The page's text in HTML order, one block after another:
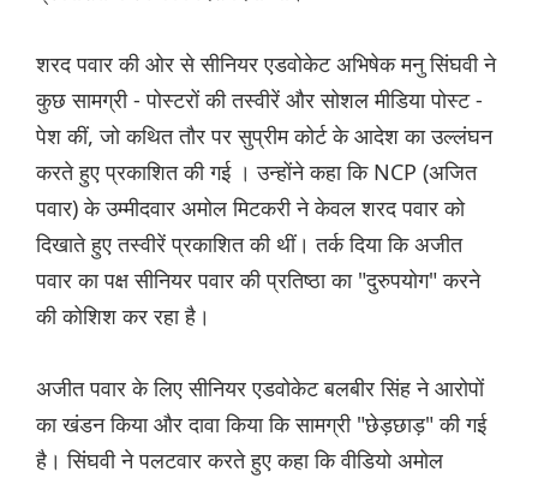
शरद पवार की ओर से सीनियर एडवोकेट अभिषेक मनु सिंघवी ने
कुछ सामग्री - पोस्टरों की तस्वीरें और सोशल मीडिया पोस्ट -
पेश कीं, जो कथित तौर पर सुप्रीम कोर्ट के आदेश का उल्लंघन
करते हुए प्रकाशित की गई । उन्होंने कहा कि NCP (अजित
पवार) के उम्मीदवार अमोल मिटकरी ने केवल शरद पवार को
दिखाते हुए तस्वीरें प्रकाशित की थीं। तर्क दिया कि अजीत
पवार का पक्ष सीनियर पवार की प्रतिष्ठा का "दुरुपयोग" करने
की कोशिश कर रहा है।
अजीत पवार के लिए सीनियर एडवोकेट बलबीर सिंह ने आरोपों
का खंडन किया और दावा किया कि सामग्री "छेड़छाड़" की गई
है। सिंघवी ने पलटवार करते हुए कहा कि वीडियो अमोल